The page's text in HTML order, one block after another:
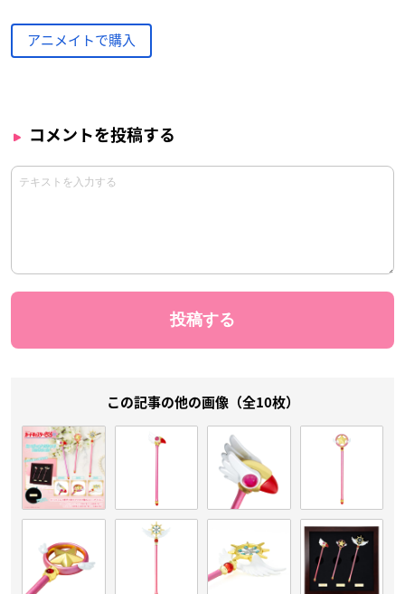
アニメイトで購入
コメントを投稿する
この記事の他の画像（全10枚）